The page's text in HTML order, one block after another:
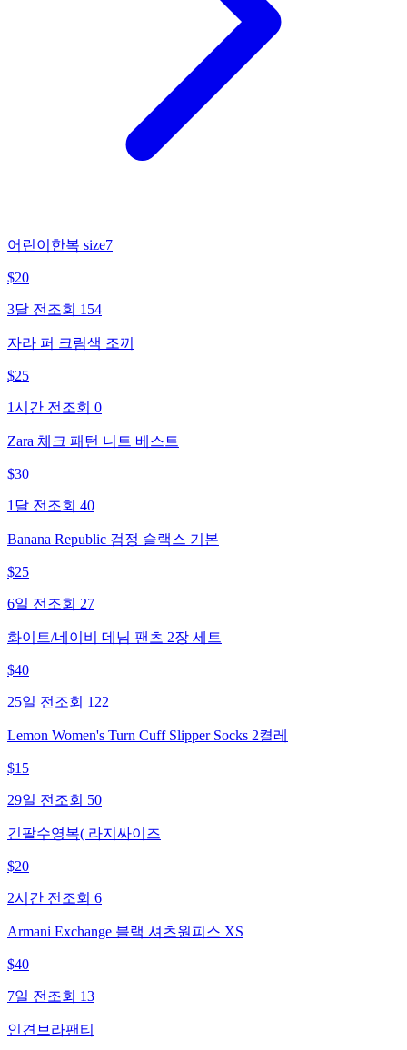
어린이한복 size7
$20
3달 전 조회 154
자라 퍼 크림색 조끼
$25
1시간 전 조회 0
Zara 체크 패턴 니트 베스트
$30
1달 전 조회 40
Banana Republic 검정 슬랙스 기본
$25
6일 전 조회 27
화이트/네이비 데님 팬츠 2장 세트
$40
25일 전 조회 122
Lemon Women's Turn Cuff Slipper Socks 2켤레
$15
29일 전 조회 50
긴팔수영복( 라지싸이즈
$20
2시간 전 조회 6
Armani Exchange 블랙 셔츠원피스 XS
$40
7일 전 조회 13
인견브라팬티